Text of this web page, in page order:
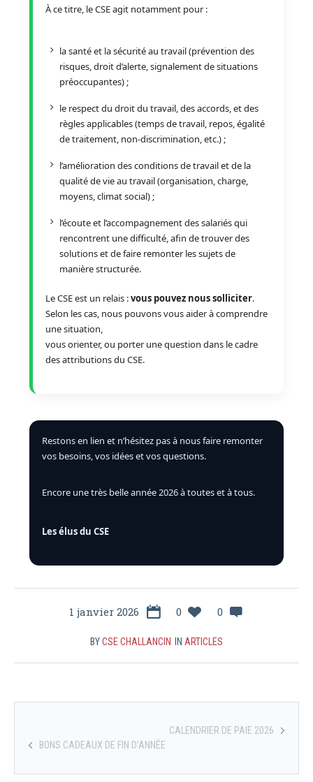
À ce titre, le CSE agit notamment pour :
la santé et la sécurité au travail (prévention des
risques, droit d’alerte, signalement de situations
préoccupantes) ;
le respect du droit du travail, des accords, et des
règles applicables (temps de travail, repos, égalité
de traitement, non-discrimination, etc.) ;
l’amélioration des conditions de travail et de la
qualité de vie au travail (organisation, charge,
moyens, climat social) ;
l’écoute et l’accompagnement des salariés qui
rencontrent une difficulté, afin de trouver des
solutions et de faire remonter les sujets de
manière structurée.
Le CSE est un relais :vous pouvez nous solliciter.
Selon les cas, nous pouvons vous aider à comprendre
une situation,
vous orienter, ou porter une question dans le cadre
des attributions du CSE.
Restons en lien et n’hésitez pas à nous faire remonter
vos besoins, vos idées et vos questions.
Encore une très belle année 2026 à toutes et à tous.
Les élus du CSE
1 janvier 2026 0 0
BYCSE CHALLANCIN IN ARTICLES
CALENDRIER DE PAIE 2026
BONS CADEAUX DE FIN D’ANNÉE